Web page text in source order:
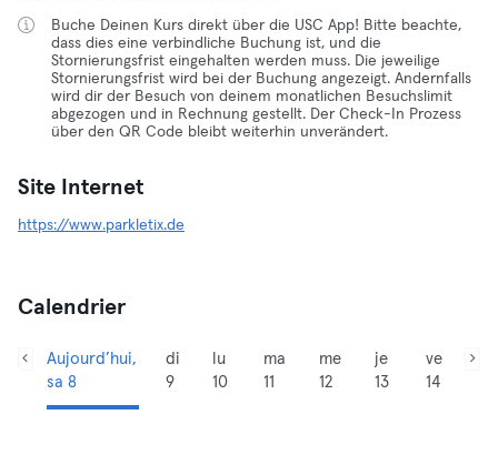
Buche Deinen Kurs direkt über die USC App! Bitte beachte,
dass dies eine verbindliche Buchung ist, und die
Stornierungsfrist eingehalten werden muss. Die jeweilige
Stornierungsfrist wird bei der Buchung angezeigt. Andernfalls
wird dir der Besuch von deinem monatlichen Besuchslimit
abgezogen und in Rechnung gestellt. Der Check-In Prozess
über den QR Code bleibt weiterhin unverändert.
Site Internet
https://www.parkletix.de
Calendrier
Aujourd’hui,
sa 8
di
9
lu
10
ma
11
me
12
je
13
ve
14